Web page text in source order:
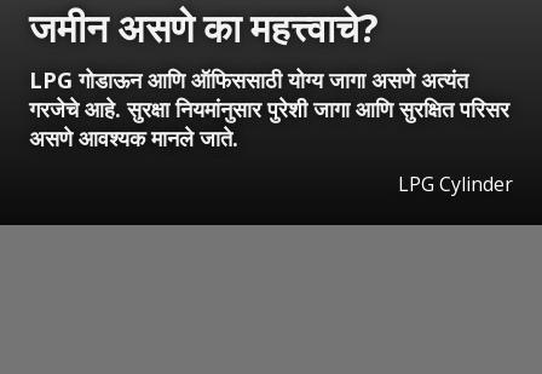
जमीन असणे का महत्त्वाचे?
LPG गोडाऊन आणि ऑफिससाठी योग्य जागा असणे अत्यंत
गरजेचे आहे. सुरक्षा नियमांनुसार पुरेशी जागा आणि सुरक्षित परिसर
असणे आवश्यक मानले जाते.
LPG Cylinder